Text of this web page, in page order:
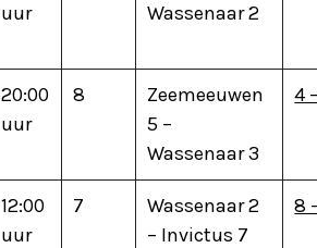
uur Wassenaar 2
20:00
uur
8
Zeemeeuwen
5 –
Wassenaar 3
4
12:00
uur
7
Wassenaar 2
– Invictus 7
8